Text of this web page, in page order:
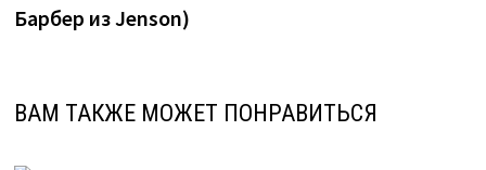
Барбер из Jenson)
ВАМ ТАКЖЕ МОЖЕТ ПОНРАВИТЬСЯ